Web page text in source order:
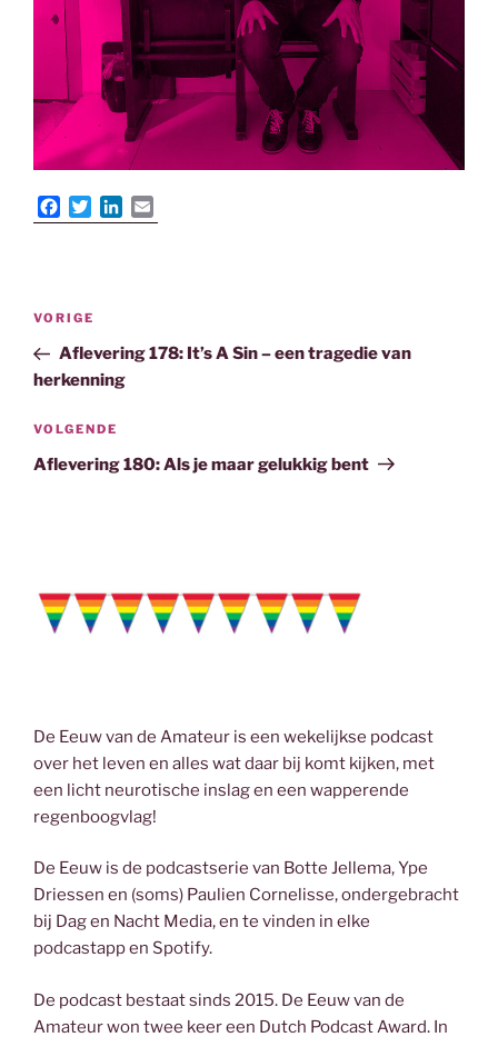
a
o
k
w
e
i
n
m
Bericht
Vorig
bericht
VORIGE
Aflevering 178: It’s A Sin – een tragedie van
herkenning
Volgend
bericht
VOLGENDE
Aflevering 180: Als je maar gelukkig bent
De Eeuw van de Amateur is een wekelijkse podcast
over het leven en alles wat daar bij komt kijken, met
een licht neurotische inslag en een wapperende
regenboogvlag!
De Eeuw is de podcastserie van Botte Jellema, Ype
Driessen en (soms) Paulien Cornelisse, ondergebracht
bij Dag en Nacht Media, en te vinden in elke
podcastapp en Spotify.
De podcast bestaat sinds 2015. De Eeuw van de
Amateur won twee keer een Dutch Podcast Award. In